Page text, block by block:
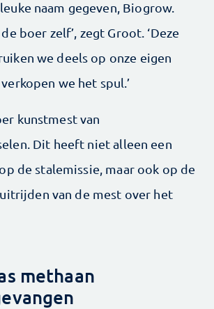
naam gegeven, Biogrow.
boer zelf’, zegt Groot. ‘Deze
we deels op onze eigen
we het spul.’
kunstmest van
Dit heeft niet alleen een
de stalemissie, maar ook op de
van de mest over het
methaan